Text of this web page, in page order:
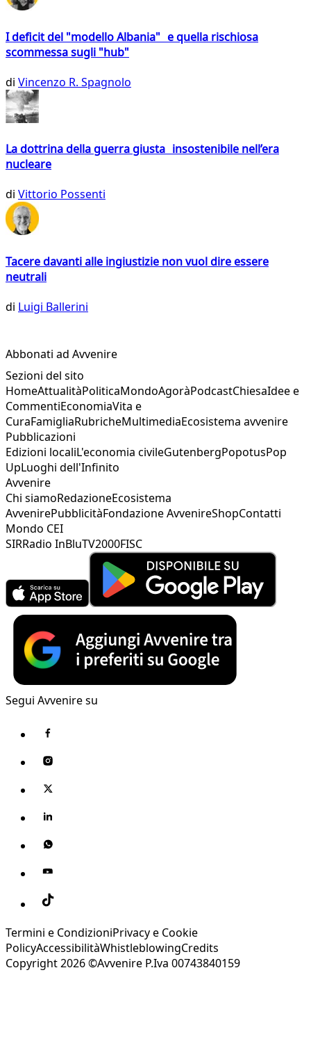
I deficit del "modello Albania" e quella rischiosa
scommessa sugli "hub"
di Vincenzo R. Spagnolo
La dottrina della guerra giusta insostenibile nell’era
nucleare
di Vittorio Possenti
Tacere davanti alle ingiustizie non vuol dire essere
neutrali
di Luigi Ballerini
Abbonati ad Avvenire
Sezioni del sito
HomeAttualitàPoliticaMondoAgoràPodcastChiesaIdee e
CommentiEconomiaVita e
CuraFamigliaRubricheMultimediaEcosistema avvenire
Pubblicazioni
Edizioni localiL'economia civileGutenbergPopotusPop
UpLuoghi dell'Infinito
Avvenire
Chi siamoRedazioneEcosistema
AvvenirePubblicitàFondazione AvvenireShopContatti
Mondo CEI
SIRRadio InBluTV2000FISC
Segui Avvenire su
Termini e CondizioniPrivacy e Cookie
PolicyAccessibilitàWhistleblowingCredits
Copyright 2026 ©Avvenire P.Iva 00743840159